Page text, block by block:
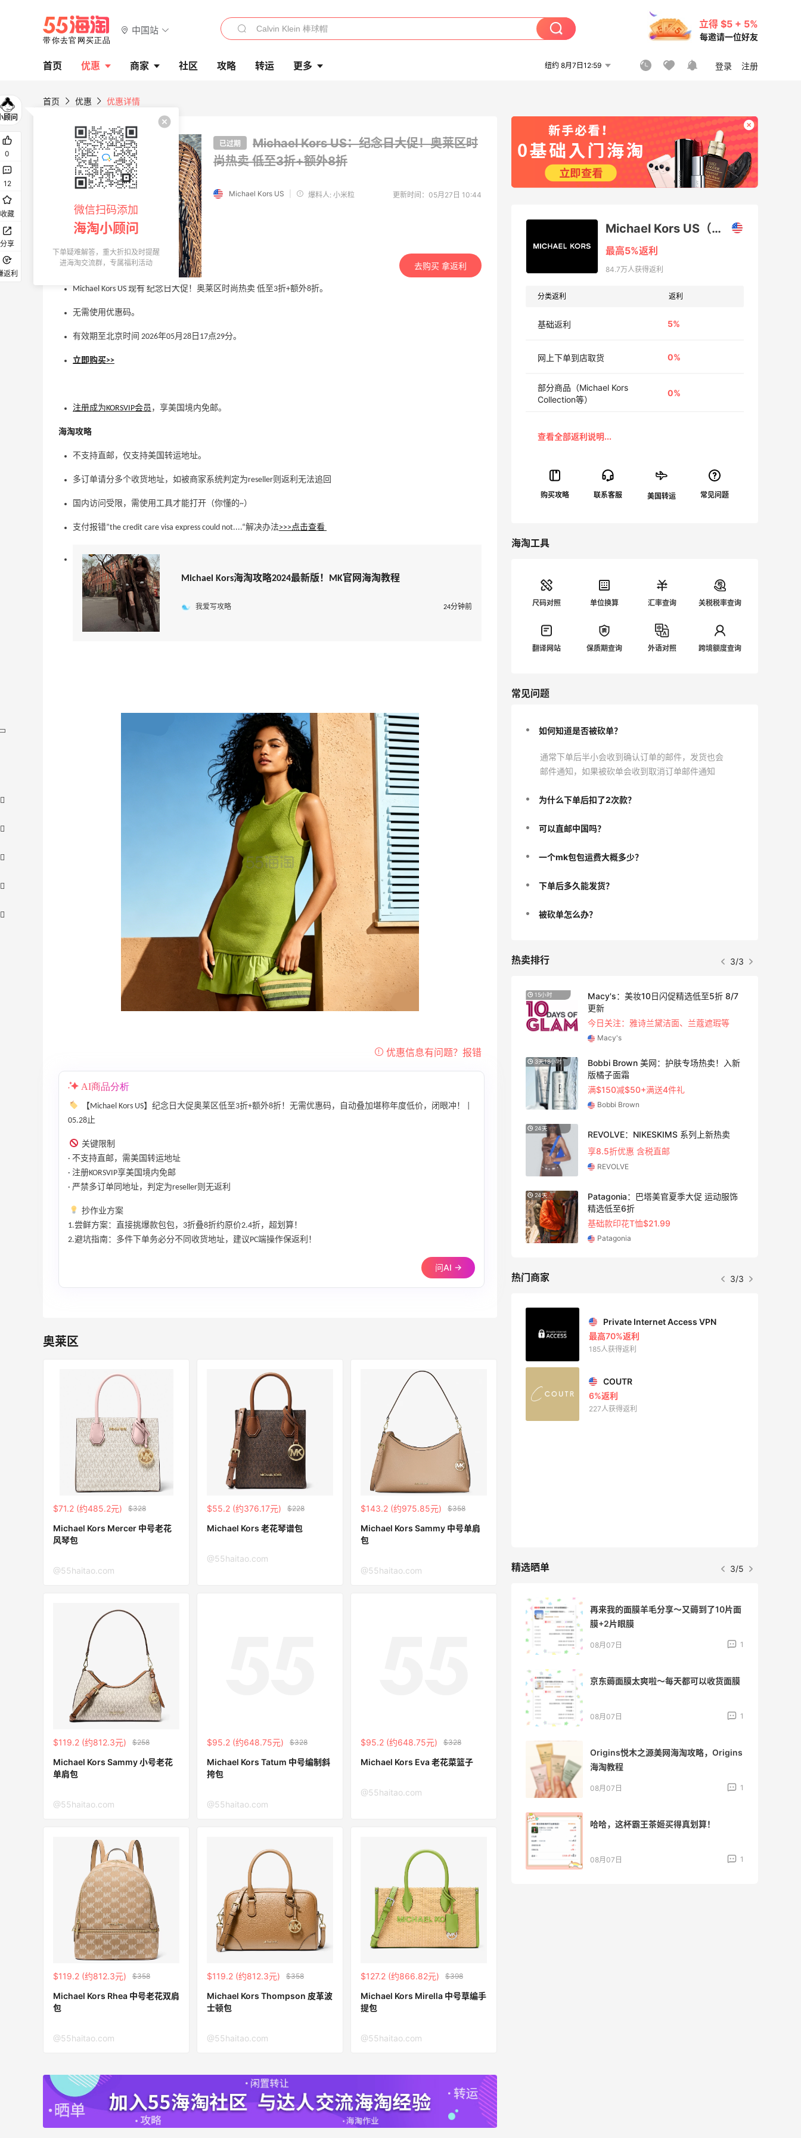
中国站
立得 $5 + 5%
每邀请一位好友
首页 优惠 商家 社区 攻略 转运 更多 纽约 8月7日12:59 登录 注册
首页 优惠 优惠详情
已过期
Michael Kors US：纪念日大促！奥莱区时
尚热卖低至3折+额外8折
Michael Kors US 爆料人: 小米粒 更新时间：05月27日 10:44
去购买 拿返利
Michael Kors US 现有 纪念日大促！奥莱区时尚热卖 低至3折+额外8折。
无需使用优惠码。
有效期至北京时间 2026年05月28日17点29分。
立即购买>>
注册成为KORSVIP会员 ，享美国境内免邮。
海淘攻略
不支持直邮，仅支持美国转运地址。
多订单请分多个收货地址，如被商家系统判定为reseller则返利无法追回
国内访问受限，需使用工具才能打开（你懂的~）
支付报错”the credit care visa express could not....“解决办法>>>点击查看
Michael Kors海淘攻略2024最新版！MK官网海淘教程
我爱写攻略 24分钟前
AI商品分析
【Michael Kors US】纪念日大促奥莱区低至3折+额外8折！无需优惠码，自动叠加堪称年度低价，闭眼冲！ |
05.28止
关键限制
· 不支持直邮，需美国转运地址
· 注册KORSVIP享美国境内免邮
· 严禁多订单同地址，判定为reseller则无返利
抄作业方案
1.尝鲜方案：直接挑爆款包包，3折叠8折约原价2.4折，超划算！
2.避坑指南：多件下单务必分不同收货地址，建议PC端操作保返利！
问AI →
奥莱区
$71.2 (约485.2元) $328
Michael Kors Mercer 中号老花
风琴包
@55haitao.com
$55.2 (约376.17元) $228
Michael Kors 老花琴谱包
@55haitao.com
$143.2 (约975.85元) $358
Michael Kors Sammy 中号单肩
包
@55haitao.com
$119.2 (约812.3元) $258
Michael Kors Sammy 小号老花
单肩包
@55haitao.com
$95.2 (约648.75元) $328
Michael Kors Tatum 中号编制斜
挎包
@55haitao.com
$95.2 (约648.75元) $328
Michael Kors Eva 老花菜篮子
@55haitao.com
$119.2 (约812.3元) $358
Michael Kors Rhea 中号老花双肩
包
@55haitao.com
$119.2 (约812.3元) $358
Michael Kors Thompson 皮革波
士顿包
@55haitao.com
$127.2 (约866.82元) $398
Michael Kors Mirella 中号草编手
提包
@55haitao.com
Michael Kors US（迈克尔·高司）
最高5%返利
84.7万人获得返利
分类返利 返利
基础返利 5%
网上下单到店取货 0%
部分商品（Michael Kors
Collection等）
0%
美国转运
海淘工具
尺码对照 单位换算 汇率查询 关税税率查询
翻译网站 保质期查询 外语对照 跨境额度查询
常见问题
如何知道是否被砍单？
通常下单后半小会收到确认订单的邮件，发货也会
邮件通知，如果被砍单会收到取消订单邮件通知
为什么下单后扣了2次款？
可以直邮中国吗？
一个mk包包运费大概多少？
下单后多久能发货？
被砍单怎么办？
热卖排行 3/3
【55专享】Bobbi Brown 美网：美妆礼
健身补剂、护肤洗护等
无门槛7.5折
iHerb
邮
关注兰蔻、雅诗兰黛等 每日更新
Macy's
比亚运动热卖
低至6折
Columbia Sportswear
10天6小时
Mytheresa：折扣区时尚上新热卖 关注
TOTEME、ZIMMERMAN 等
满赠三重好礼
Macy's
15小时
Macy's：美妆10日闪促精选低至5折 8/7
更新
今日关注：雅诗兰黛洁面、兰蔻遮瑕等
Macy's
3天18小时
Bobbi Brown 美网：护肤专场热卖！入新
版橘子面霜
满$150减$50+满送4件礼
Bobbi Brown
24天
REVOLVE：NIKESKIMS 系列上新热卖
享8.5折优惠 含税直邮
REVOLVE
24天
Patagonia：巴塔美官夏季大促 运动服饰
精选低至6折
基础款印花T恤$21.99
Patagonia
热门商家 3/3
Biōkreativ
30%返利
Eileen Fisher
最高2%返利
5138人获得返利
最高3%返利
510人获得返利
TIMEBEAM (US)
最高10%返利
285人获得返利
6%返利
86人获得返利
Private Internet Access VPN
最高70%返利
185人获得返利
COUTR
6%返利
227人获得返利
精选晒单 3/5
亮亮的发夹再买两个！走了55有额外的返
利到账！
贴秋膘啦，今天吃冰煮羊
08月07日
呀
08月07日
毛贴啦
08月07日
再来我的面膜羊毛分享～又薅到了10片面
膜+2片眼膜
08月07日 1
京东薅面膜太爽啦～每天都可以收货面膜
08月07日 1
Origins悦木之源美网海淘攻略，Origins
海淘教程
08月07日 1
哈哈，这杯霸王茶姬买得真划算！
08月07日 1
0
12
收藏
分享
返利
微信扫码添加
海淘小顾问
下单疑难解答，重大折扣及时提醒
进海淘交流群，专属福利活动